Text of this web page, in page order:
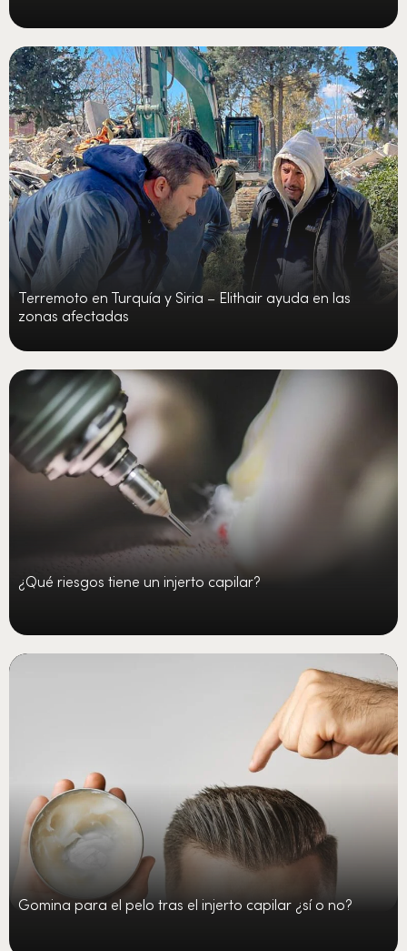
Terremoto en Turquía y Siria – Elithair ayuda en las
zonas afectadas
¿Qué riesgos tiene un injerto capilar?
Gomina para el pelo tras el injerto capilar ¿sí o no?